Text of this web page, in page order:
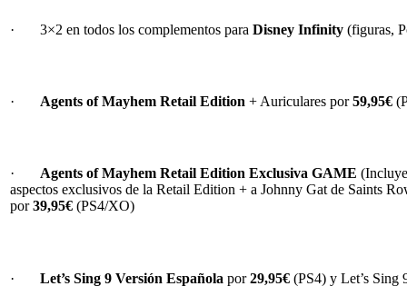
· 3×2 en todos los complementos para Disney Infinity (figuras,
· Agents of Mayhem Retail Edition + Auriculares por59,95€
· Agents of Mayhem Retail Edition Exclusiva GAME
aspectos exclusivos de la Retail Edition + a Johnny Gat de Saints
por39,95€ (PS4/XO)
· Let’s Sing 9 Versión Española por29,95€ (PS4) y Let’s